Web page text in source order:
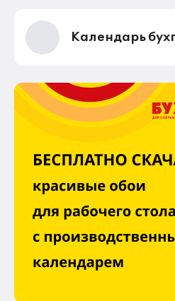
Календарь